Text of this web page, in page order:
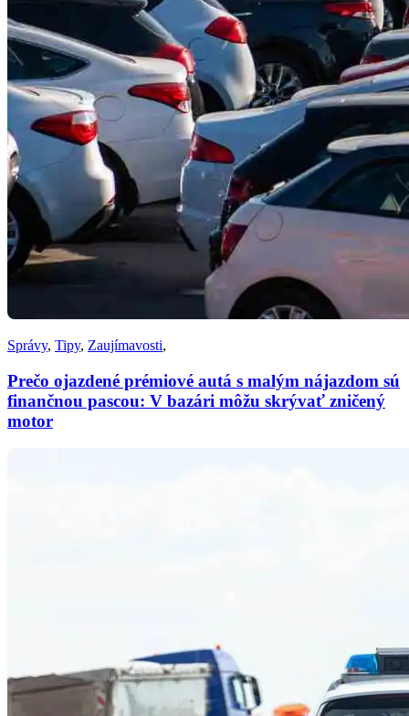
Správy, Tipy, Zaujímavosti,
Prečo ojazdené prémiové autá s malým nájazdom sú
finančnou pascou: V bazári môžu skrývať zničený
motor